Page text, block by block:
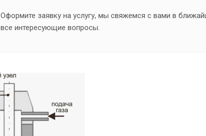
Оформите заявку на услугу, мы свяжемся с вами в
все интересующие вопросы.